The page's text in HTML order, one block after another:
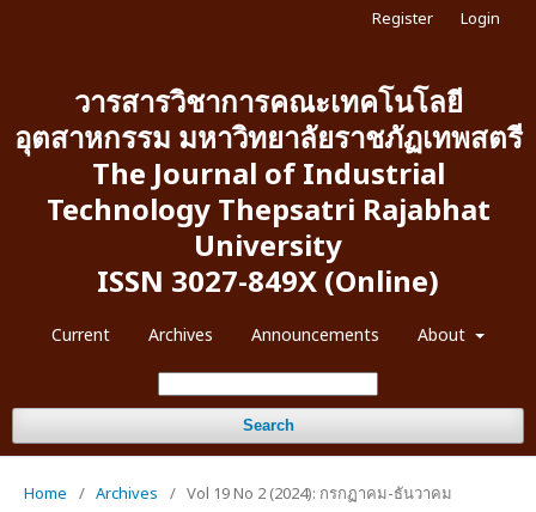
วารสารวิชาการคณะเทคโนโลยี
อุตสาหกรรม มหาวิทยาลัยราชภัฏเทพสตรี
The Journal of Industrial
Technology Thepsatri Rajabhat
University
ISSN 3027-849X (Online)
Current Archives Announcements About
Search
Register Login
Home / Archives / Vol 19 No 2 (2024): กรกฏาคม-ธันวาคม